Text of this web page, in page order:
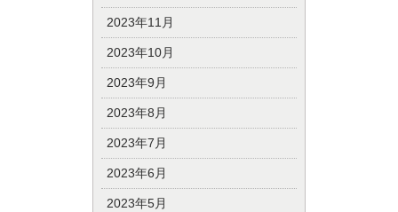
2023年11月
2023年10月
2023年9月
2023年8月
2023年7月
2023年6月
2023年5月